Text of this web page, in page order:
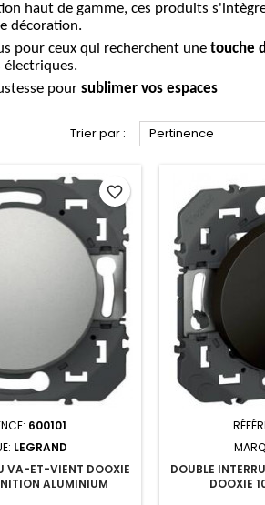
haut de gamme, ces produits
décoration.
pour ceux qui recherchent une touche
pour sublimer vos espaces
Trier par : Pertinence
600101
LEGRAND
VA-ET-VIENT DOOXIE
ALUMINIUM
favorite_border
DOUBLE
DOOXIE